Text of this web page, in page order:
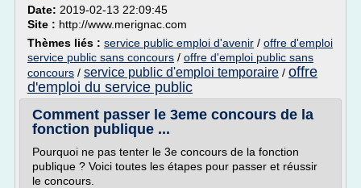
Date: 2019-02-13 22:09:45
Site : http://www.merignac.com
Thèmes liés : service public emploi d'avenir / offre d'emploi
service public sans concours / offre d'emploi public sans
concours / service public d'emploi temporaire / offre
d'emploi du service public
Comment passer le 3eme concours de la
fonction publique ...
Pourquoi ne pas tenter le 3e concours de la fonction
publique ? Voici toutes les étapes pour passer et réussir
le concours.